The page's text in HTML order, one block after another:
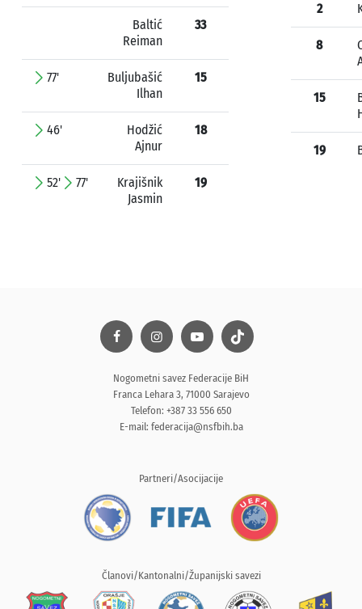
Baltić
Reiman
33
77'
Buljubašić
Ilhan
15
46'
Hodžić
Ajnur
18
52' 77'
Krajišnik
Jasmin
19
2
8
15
19
Nogometni savez Federacije BiH
Franca Lehara 3, 71000 Sarajevo
Telefon: +387 33 556 650
E-mail: federacija@nsfbih.ba
Partneri/Asocijacije
Članovi/Kantonalni/Županijski savezi